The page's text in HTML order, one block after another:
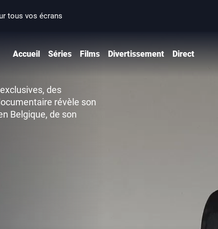
tous vos écrans
Accueil Séries Films Divertissement Direct
des
révèle son
Belgique, de son